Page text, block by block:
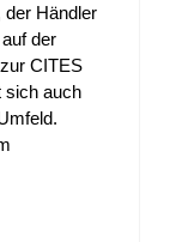
der Händler
der
CITES
sich auch